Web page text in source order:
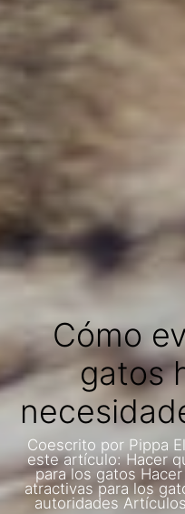
Cómo
gatos
Coescrito por Pippa
este artículo: Hacer
para los gatos
atractivas para los
autoridades